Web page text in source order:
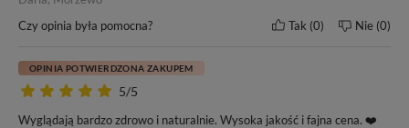
Czy opinia była pomocna?
Tak 0 Nie 0
5/5
OPINIA POTWIERDZONA ZAKUPEM
Wyglądają bardzo zdrowo i naturalnie. Wysoka jakość i fajna cena. ❤️